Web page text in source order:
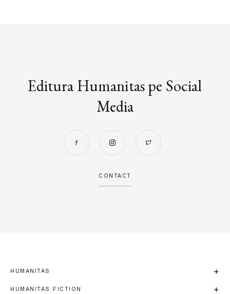
Editura Humanitas pe Social
Media
CONTACT
HUMANITAS
HUMANITAS FICTION